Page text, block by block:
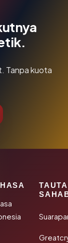
Tanpa kuota